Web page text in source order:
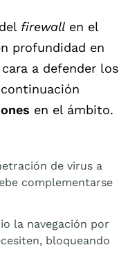
firewall en el
profundidad en
a defender los
en el ámbito.
de virus a
complementarse
la navegación por
bloqueando